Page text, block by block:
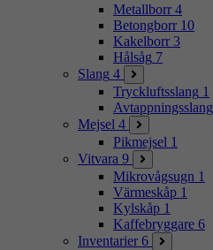
Metallborr 4
Betongborr 10
Kakelborr 3
Hålsåg 7
Slang 4
Tryckluftsslang 1
Avtappningsslang
Mejsel 4
Pikmejsel 1
Vitvara 9
Mikrovågsugn 1
Värmeskåp 1
Kylskåp 1
Kaffebryggare 6
Inventarier 6